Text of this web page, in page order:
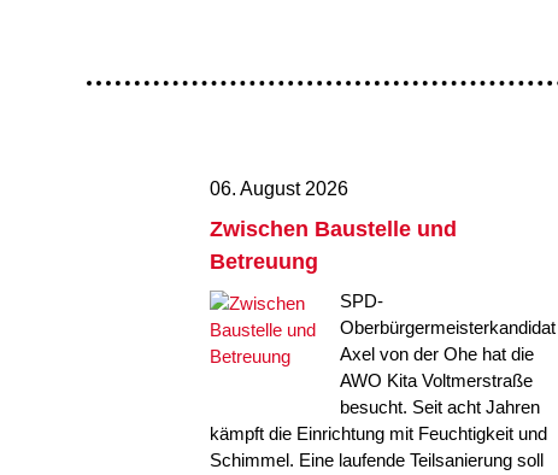
06. August 2026
Zwischen Baustelle und
Betreuung
SPD-
Oberbürgermeisterkandidat
Axel von der Ohe hat die
AWO Kita Voltmerstraße
besucht. Seit acht Jahren
kämpft die Einrichtung mit Feuchtigkeit und
Schimmel. Eine laufende Teilsanierung soll